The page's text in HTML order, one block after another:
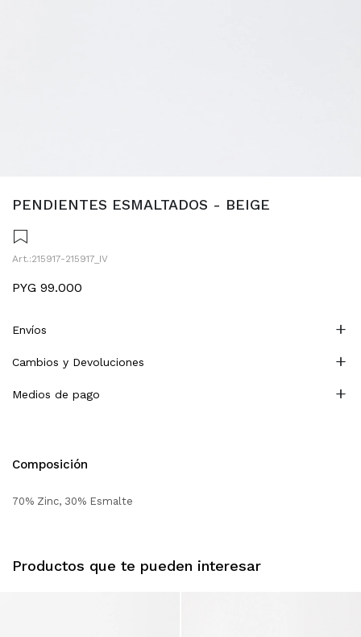
PENDIENTES ESMALTADOS - BEIGE
215917-215917_IV
PYG 99.000
Envíos
Cambios y Devoluciones
Medios de pago
Composición
70% Zinc, 30% Esmalte
Productos que te pueden interesar